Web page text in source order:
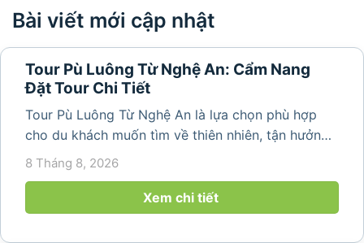
Bài viết mới cập nhật
Tour Pù Luông Từ Nghệ An: Cẩm Nang
Đặt Tour Chi Tiết
Tour Pù Luông Từ Nghệ An là lựa chọn phù hợp
cho du khách muốn tìm về thiên nhiên, tận hưởng
không khí trong lành và khám phá vẻ đẹp bình yên
8 Tháng 8, 2026
Xem chi tiết